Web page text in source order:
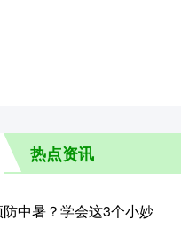
热点资讯
中暑？学会这3个小妙